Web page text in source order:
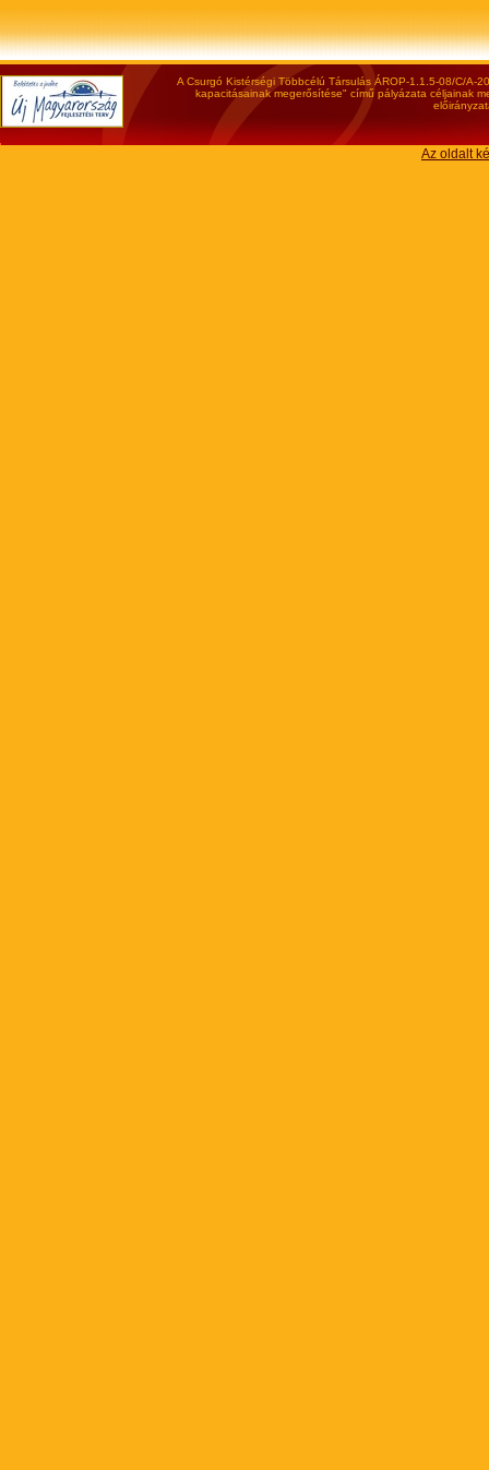
A Csurgó Kistérségi Többcélú Társulás ÁROP-1.1.5-08/C/A-
kapacitásainak megerősítése" című pályázata céljainak
Az oldalt